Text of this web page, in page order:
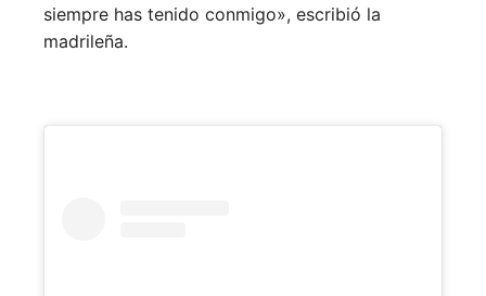
siempre has tenido conmigo», escribió la
madrileña.